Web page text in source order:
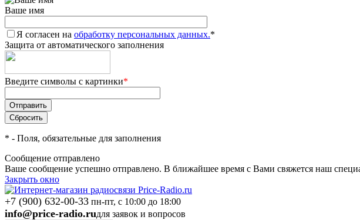
Ваше имя
Я согласен на обработку персональных данных.*
Защита от автоматического заполнения
Введите символы с картинки*
* - Поля, обязательные для заполнения
Сообщение отправлено
Ваше сообщение успешно отправлено. В ближайшее время с Вами свяжется наш
Закрыть окно
+7 (900) 632-00-33 пн-пт, с 10:00 до 18:00
info@price-radio.ruдля заявок и вопросов